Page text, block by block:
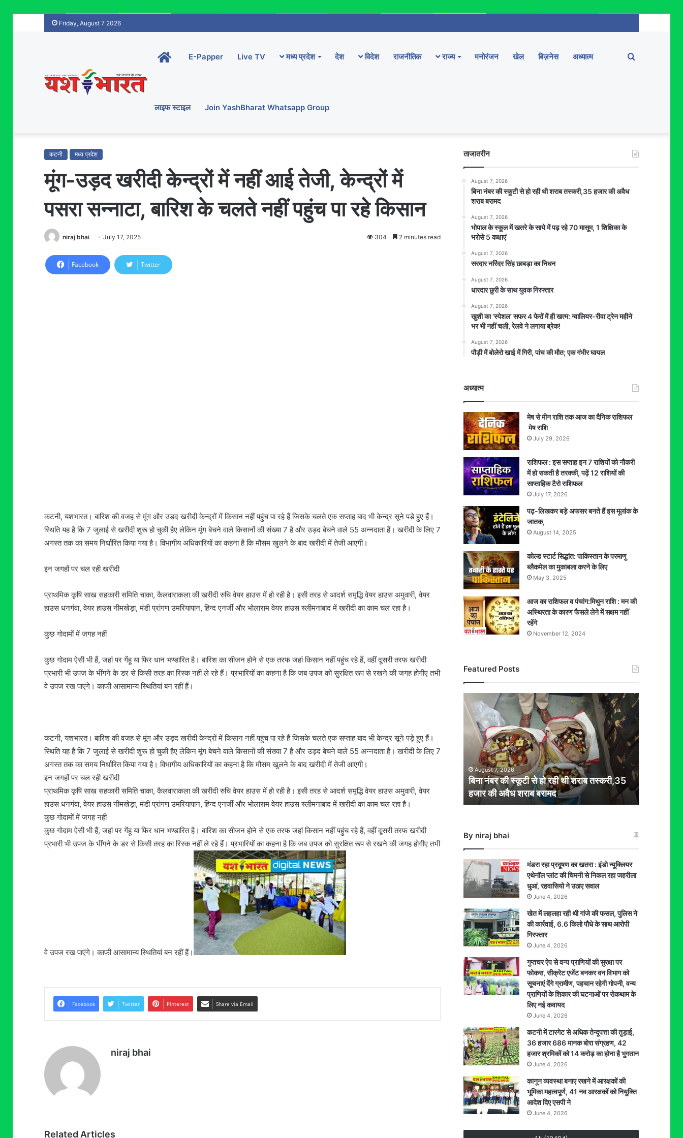
Friday, August 7 2026
Home-
main
E-Papper Live TV मध्य प्रदेश देश विदेश राजनीतिक राज्य मनोरंजन खेल बिज़नेस अध्यात्म
लाइफ स्टाइल Join YashBharat Whatsapp Group
Search
कटनी मध्य प्रदेश
मूंग-उड़द खरीदी केन्द्रों में नहीं आई तेजी, केन्द्रों में
पसरा सन्नाटा, बारिश के चलते नहीं पहुंच पा रहे किसान
niraj bhai July 17, 2025 304 2 minutes read
Facebook Twitter
कटनी, यशभारत। बारिश की वजह से मूंग और उड़द खरीदी केन्द्रों में किसान नहीं पहुंच पा रहे हैं जिसके चलते एक सप्ताह बाद भी केन्द्र सूने पड़े हुए हैं।
स्थिति यह है कि 7 जुलाई से खरीदी शुरू हो चुकी हैए लेकिन मूंग बेचने वाले किसानों की संख्या 7 है और उड़द बेचने वाले 55 अन्नदाता हैं। खरीदी के लिए 7
अगस्त तक का समय निर्धारित किया गया है। विभागीय अधिकारियों का कहना है कि मौसम खुलने के बाद खरीदी में तेजी आएगी।
इन जगहों पर चल रही खरीदी
प्राथमिक कृषि साख सहकारी समिति चाका, कैलवाराकला की खरीदी रुचि वेयर हाउस में हो रही है। इसी तरह से आदर्श समृद्धि वेयर हाउस अमुवारी, वेयर
हाउस धनगंवा, वेयर हाउस नीमखेड़ा, मंडी प्रांगण उमरियापान, हिन्द एनर्जी और भोलाराम वेयर हाउस स्लीमनाबाद में खरीदी का काम चल रहा है।
कुछ गोदामों में जगह नहीं
कुछ गोदाम ऐसी भी हैं, जहां पर गेंहू या फिर धान भण्डारित है। बारिश का सीजन होने से एक तरफ जहां किसान नहीं पहुंच रहे हैं, वहीं दूसरी तरफ खरीदी
प्रभारी भी उपज के भींगने के डर से किसी तरह का रिस्क नहीं ले रहे हैं। प्रभारियों का कहना है कि जब उपज को सुरक्षित रूप से रखने की जगह होगीए तभी
वे उपज रख पाएंगे। काफी आसामान्य स्थितियां बन रहीं हैं।
कटनी, यशभारत। बारिश की वजह से मूंग और उड़द खरीदी केन्द्रों में किसान नहीं पहुंच पा रहे हैं जिसके चलते एक सप्ताह बाद भी केन्द्र सूने पड़े हुए हैं।
स्थिति यह है कि 7 जुलाई से खरीदी शुरू हो चुकी हैए लेकिन मूंग बेचने वाले किसानों की संख्या 7 है और उड़द बेचने वाले 55 अन्नदाता हैं। खरीदी के लिए 7
अगस्त तक का समय निर्धारित किया गया है। विभागीय अधिकारियों का कहना है कि मौसम खुलने के बाद खरीदी में तेजी आएगी।
इन जगहों पर चल रही खरीदी
प्राथमिक कृषि साख सहकारी समिति चाका, कैलवाराकला की खरीदी रुचि वेयर हाउस में हो रही है। इसी तरह से आदर्श समृद्धि वेयर हाउस अमुवारी, वेयर
हाउस धनगंवा, वेयर हाउस नीमखेड़ा, मंडी प्रांगण उमरियापान, हिन्द एनर्जी और भोलाराम वेयर हाउस स्लीमनाबाद में खरीदी का काम चल रहा है।
कुछ गोदामों में जगह नहीं
कुछ गोदाम ऐसी भी हैं, जहां पर गेंहू या फिर धान भण्डारित है। बारिश का सीजन होने से एक तरफ जहां किसान नहीं पहुंच रहे हैं, वहीं दूसरी तरफ खरीदी
प्रभारी भी उपज के भींगने के डर से किसी तरह का रिस्क नहीं ले रहे हैं। प्रभारियों का कहना है कि जब उपज को सुरक्षित रूप से रखने की जगह होगीए तभी
वे उपज रख पाएंगे। काफी आसामान्य स्थितियां बन रहीं हैं।
Facebook Twitter Pinterest Share via Email
niraj bhai
Related Articles
ताजातरीन
August 7, 2026
बिना नंबर की स्कूटी से हो रही थी शराब तस्करी,35 हजार की अवैध
शराब बरामद
August 7, 2026
भोपाल के स्कूल में खतरे के साये में पढ़ रहे 70 मासूम, 1 शिक्षिका के
भरोसे 5 कक्षाएं
August 7, 2026
सरदार नरिंदर सिंह छाबड़ा का निधन
August 7, 2026
धारदार छुरी के साथ युवक गिरफ्तार
August 7, 2026
खुशी का ‘स्पेशल’ सफर 4 फेरों में ही खत्म: ग्वालियर-रीवा ट्रेन महीने
भर भी नहीं चली, रेलवे ने लगाया ब्रेक!
August 7, 2026
पौड़ी में बोलेरो खाई में गिरी, पांच की मौत; एक गंभीर घायल
अध्यात्म
मेष से मीन राशि तक आज का दैनिक राशिफल
मेष राशि
July 29, 2026
राशिफल : इस सप्ताह इन 7 राशियों को नौकरी
में हो सकती है तरक्की, पढ़ें 12 राशियों की
साप्ताहिक टैरो राशिफल
July 17, 2026
पढ़-लिखकर बड़े अफसर बनते हैं इस मूलांक के
जातक,
August 14, 2025
कोल्ड स्टार्ट सिद्धांत: पाकिस्तान के परमाणु
ब्लैकमेल का मुकाबला करने के लिए
May 3, 2025
आज का राशिफल व पंचांग:मिथुन राशि : मन की
अस्थिरता के कारण फैसले लेने में सक्षम नहीं
रहेंगे
November 12, 2024
Featured Posts
नंबर
की
स्कूटी
थी
शराब
तस्करी,35
हजार
शराब
बरामद
August 7, 2026
बिना नंबर की स्कूटी से हो रही थी शराब तस्करी,35
हजार की अवैध शराब बरामद
By niraj bhai
मंडरा रहा प्रदूषण का खतरा : इंडो न्यूक्लियर
एथेनॉल प्लांट की चिमनी से निकल रहा जहरीला
धुआं, रहवासियो ने उठाए सवाल
June 4, 2026
खेत में लहलहा रही थी गांजे की फसल, पुलिस ने
की कार्रवाई, 6.6 किलो पौधे के साथ आरोपी
गिरफ्तार
June 4, 2026
गुप्तचर ऐप से वन्य प्राणियों की सुरक्षा पर
फोकस, सीक्रेट एजेंट बनकर वन विभाग को
सूचनाएं देेंगे ग्रामीण, पहचान रहेगी गोपनी, वन्य
प्राणियों के शिकार की घटनाओं पर रोकथाम के
लिए नई कवायद
June 4, 2026
कटनी में टारगेट से अधिक तेन्दूपत्ता की तुड़ाई,
36 हजार 686 मानक बोरा संग्रहण, 42
हजार श्रमिकों को 14 करोड़ का होना है भुगतान
June 4, 2026
कानून व्यवस्था बनाए रखने में आरक्षकों की
भूमिका महत्वपूर्ण, 41 नव आरक्षकों को नियुक्ति
आदेश दिए एसपी ने
June 4, 2026